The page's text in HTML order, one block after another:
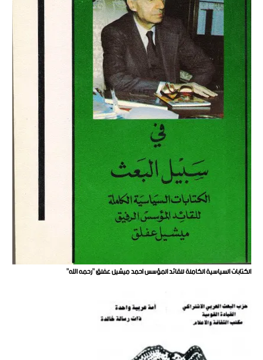
الكتابات السياسية الكاملة للقائد المؤسس احمد ميشيل عفلق "رحمه الله"